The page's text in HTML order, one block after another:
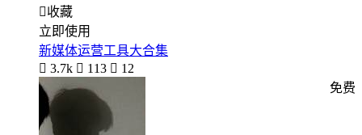
收藏
立即使用
新媒体运营工具大合集
 3.7k  113  12
免费